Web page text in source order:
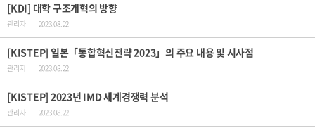
[KDI] 대학 구조개혁의 방향
관리자 2023.08.22
[KISTEP] 일본「통합혁신전략 2023」의 주요 내용 및 시사점
관리자 2023.08.22
[KISTEP] 2023년 IMD 세계경쟁력 분석
관리자 2023.08.22